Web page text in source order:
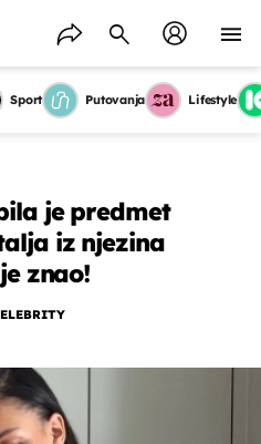
Sport Putovanja Lifestyle
je predmet
iz njezina
znao!
OBAVIJESTI